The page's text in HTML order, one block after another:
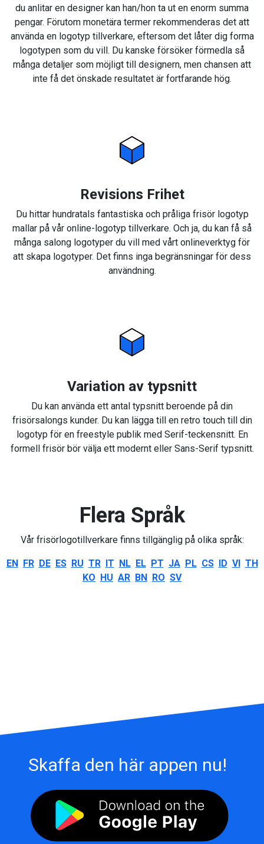
du anlitar en designer kan han/hon ta ut en enorm summa
pengar. Förutom monetära termer rekommenderas det att
använda en logotyp tillverkare, eftersom det låter dig forma
logotypen som du vill. Du kanske försöker förmedla så
många detaljer som möjligt till designern, men chansen att
inte få det önskade resultatet är fortfarande hög.
Revisions Frihet
Du hittar hundratals fantastiska och pråliga frisör logotyp
mallar på vår online-logotyp tillverkare. Och ja, du kan få så
många salong logotyper du vill med vårt onlineverktyg för
att skapa logotyper. Det finns inga begränsningar för dess
användning.
Variation av typsnitt
Du kan använda ett antal typsnitt beroende på din
frisörsalongs kunder. Du kan lägga till en retro touch till din
logotyp för en freestyle publik med Serif-teckensnitt. En
formell frisör bör välja ett modernt eller Sans-Serif typsnitt.
Flera Språk
Vår frisörlogotillverkare finns tillgänglig på olika språk:
EN FR DE ES RU TR IT NL EL PT JA PL CS ID VI TH
KO HU AR BN RO SV
Skaffa den här appen nu!